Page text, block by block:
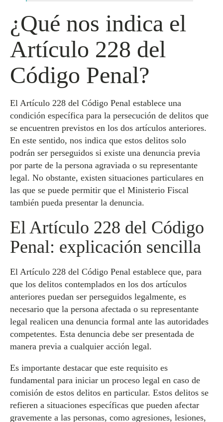
¿Qué nos indica el
Artículo 228 del
Código Penal?
El Artículo 228 del Código Penal establece una
condición específica para la persecución de delitos que
se encuentren previstos en los dos artículos anteriores.
En este sentido, nos indica que estos delitos solo
podrán ser perseguidos si existe una denuncia previa
por parte de la persona agraviada o su representante
legal. No obstante, existen situaciones particulares en
las que se puede permitir que el Ministerio Fiscal
también pueda presentar la denuncia.
El Artículo 228 del Código
Penal: explicación sencilla
El Artículo 228 del Código Penal establece que, para
que los delitos contemplados en los dos artículos
anteriores puedan ser perseguidos legalmente, es
necesario que la persona afectada o su representante
legal realicen una denuncia formal ante las autoridades
competentes. Esta denuncia debe ser presentada de
manera previa a cualquier acción legal.
Es importante destacar que este requisito es
fundamental para iniciar un proceso legal en caso de
comisión de estos delitos en particular. Estos delitos se
refieren a situaciones específicas que pueden afectar
gravemente a las personas, como agresiones, lesiones,